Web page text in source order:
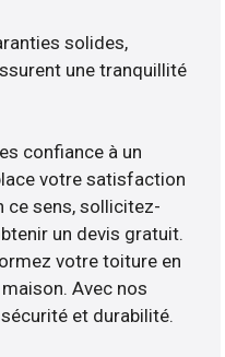
solides,
une tranquillité
confiance à un
votre satisfaction
ce sens, sollicitez-
un devis gratuit.
votre toiture en
Avec nos
et durabilité.